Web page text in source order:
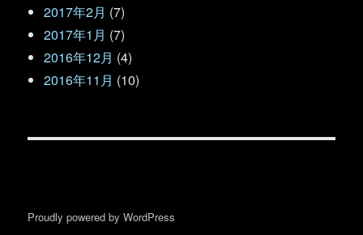
2017年2月 (7)
2017年1月 (7)
2016年12月 (4)
2016年11月 (10)
Proudly powered by WordPress